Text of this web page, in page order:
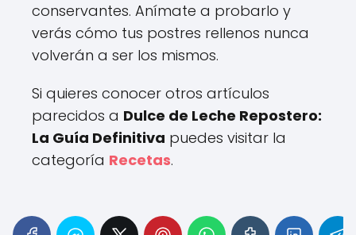
conservantes. Anímate a probarlo y
verás cómo tus postres rellenos nunca
volverán a ser los mismos.
Si quieres conocer otros artículos
parecidos a Dulce de Leche Repostero:
La Guía Definitiva puedes visitar la
categoría Recetas.